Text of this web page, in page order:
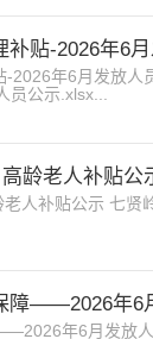
补贴-2026年6
-2026年6月发放人
公示.xlsx...
龄老人补贴公
人补贴公示 七贤
障——2026年6
年6月发放